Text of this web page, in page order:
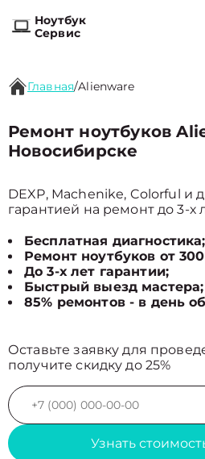
Ноутбук
Сервис
Главная/Alienware
Ремонт ноутбуков
Новосибирске
DEXP, Machenike, Colorful и
гарантией на ремонт до 3-х
Бесплатная диагностика;
Ремонт ноутбуков от
До 3-х лет гарантии;
Быстрый выезд мастера;
85% ремонтов - в день
Оставьте заявку для
получите скидку до 25%
Узнать